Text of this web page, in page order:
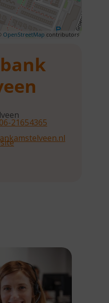
OpenStreetMap contributors
21654365